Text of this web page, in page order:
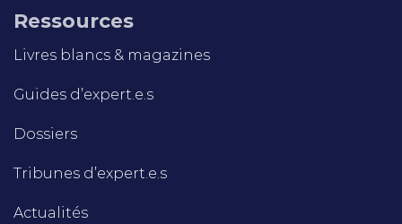
Ressources
Livres blancs & magazines
Guides d’expert.e.s
Dossiers
Tribunes d’expert.e.s
Actualités